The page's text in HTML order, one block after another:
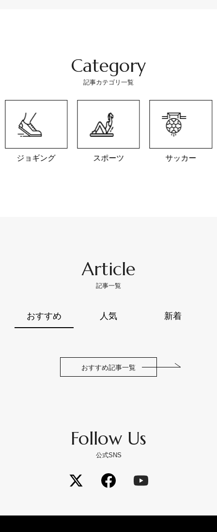
Category
記事カテゴリ一覧
ジョギング スポーツ サッカー
Article
記事一覧
おすすめ 人気 新着
おすすめ記事一覧
Follow Us
公式SNS